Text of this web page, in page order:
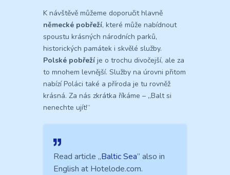
K návštěvě můžeme doporučit hlavně
německé pobřeží, které může nabídnout
spoustu krásných národních parků,
historických památek i skvělé služby.
Polské pobřeží je o trochu divočejší, ale za
to mnohem levnější. Služby na úrovni přitom
nabízí Poláci také a příroda je tu rovněž
krásná. Za nás zkrátka říkáme – „Balt si
nenechte ujít!“
Read article „Baltic Sea” also in
English at Hotelode.com.